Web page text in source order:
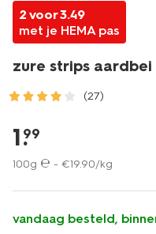
2 voor 3.49
met je HEMA pas
zure strips aardbei
(27)
drinken/snoep/zure-
strips-
aardbei-
appel-
10220080.html
1.
99
100g ℮ - €19.90/kg
vandaag besteld,